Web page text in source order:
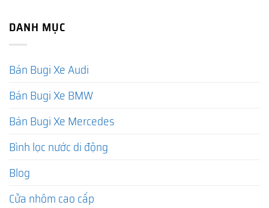
DANH MỤC
Bán Bugi Xe Audi
Bán Bugi Xe BMW
Bán Bugi Xe Mercedes
Bình lọc nước di động
Blog
Cửa nhôm cao cấp